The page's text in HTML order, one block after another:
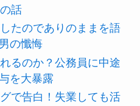
話
たのでありのままを語
の懺悔
るのか？公務員に中途
を大暴露
で告白！失業しても活